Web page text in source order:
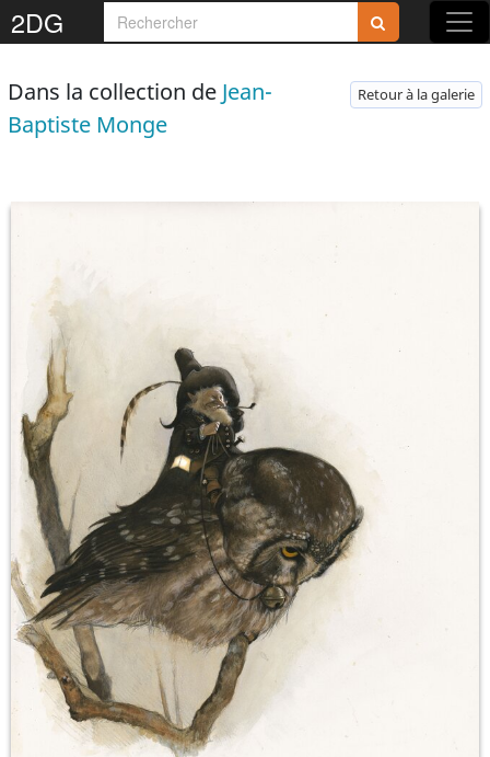
2DG
Dans la collection de Jean-
Baptiste Monge
Retour à la galerie